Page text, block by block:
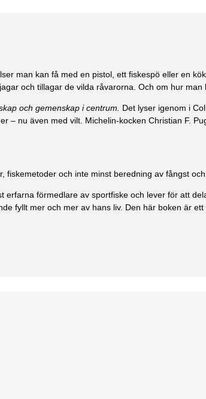
man kan få med en pistol, ett fiskespö eller en
och tillagar de vilda råvarorna. Och om hur
och gemenskap i centrum. Det lyser igenom i
– nu även med vilt. Michelin-kocken Christian F.
fiskemetoder och inte minst beredning av fångst
erfarna förmedlare av sportfiske och lever för att
fyllt mer och mer av hans liv. Den här boken är